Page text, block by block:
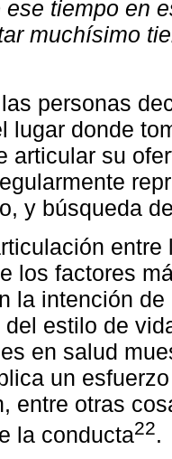
ese tiempo en
muchísimo
personas
lugar donde
articular su
y búsqueda
los factores
la intención
del estilo de
en salud
un
entre otras
la conducta22.